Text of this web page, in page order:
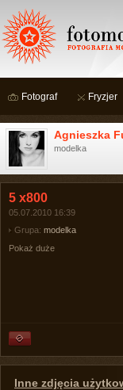
Fotograf Fryzjer
Agnieszka
modelka
5 x800
05.07.2010 16:39
Grupa: modelka
Pokaż duże
Inne zdjęcia